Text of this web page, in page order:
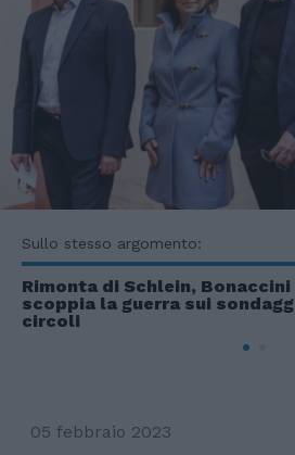
Sullo stesso argomento:
Rimonta di Schlein,
scoppia la guerra sui
circoli
05 febbraio 2023